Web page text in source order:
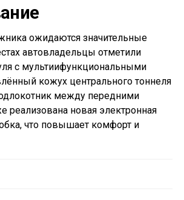
ожидаются значительные
автовладельцы отметили
с мультиифункциональными
кожух центрального тоннеля
между передними
реализована новая электронная
что повышает комфорт и